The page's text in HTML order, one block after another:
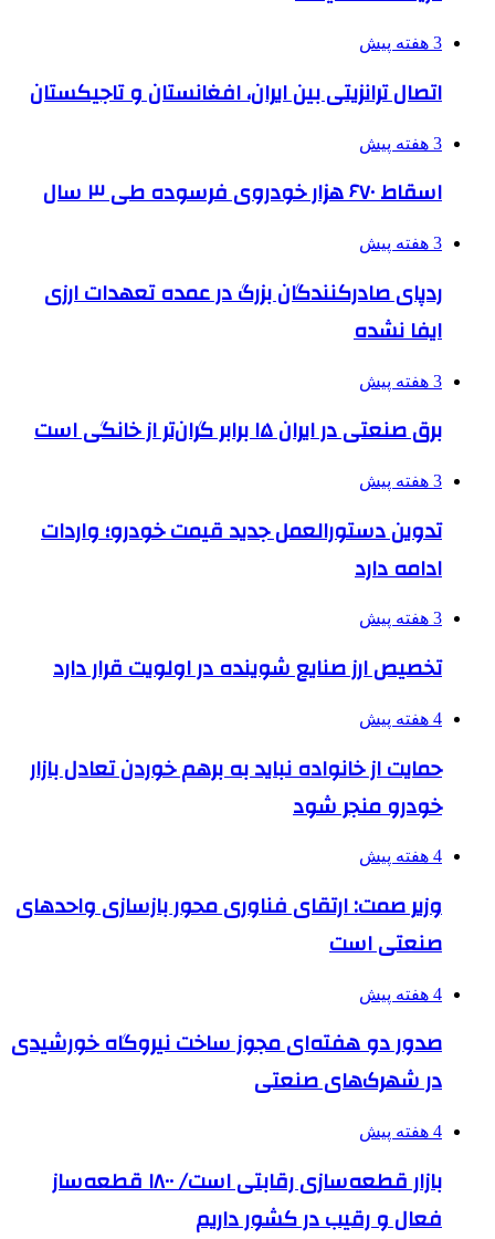
3 هفته پیش
اتصال ترانزیتی بین ایران، افغانستان و تاجیکستان
3 هفته پیش
اسقاط ۶۷۰ هزار خودروی فرسوده طی ۳ سال
3 هفته پیش
ردپای صادرکنندگان بزرگ در عمده تعهدات ارزی
ایفا نشده
3 هفته پیش
برق صنعتی در ایران ۱۵ برابر گران‌تر از خانگی است
3 هفته پیش
تدوین دستورالعمل جدید قیمت خودرو؛ واردات
ادامه دارد
3 هفته پیش
تخصیص ارز صنایع شوینده در اولویت قرار دارد
4 هفته پیش
حمایت از خانواده نباید به برهم خوردن تعادل بازار
خودرو منجر شود
4 هفته پیش
وزیر صمت: ارتقای فناوری محور بازسازی واحدهای
صنعتی است
4 هفته پیش
صدور دو هفته‌ای مجوز ساخت نیروگاه خورشیدی
در شهرک‌های صنعتی
4 هفته پیش
بازار قطعه‌سازی رقابتی است/ ۱۸۰۰ قطعه‌ساز
فعال و رقیب در کشور داریم